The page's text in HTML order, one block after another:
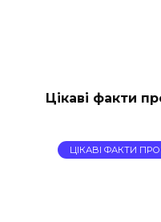
Цікаві факти
ЦІКАВІ ФАКТИ